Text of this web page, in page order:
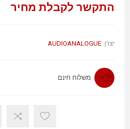
התקשר לקבלת מחיר
יצרן: AUDIOANALOGUE
משלוח חינם